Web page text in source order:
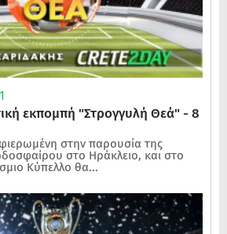
εκπομπή "Στρογγυλή Θεά" - 8
στην παρουσία της
στο Ηράκλειο, και στο
Κύπελλο θα...